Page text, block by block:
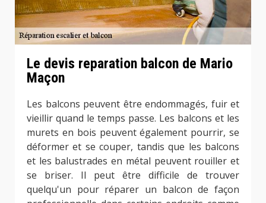
Le devis reparation balcon de Mario
Maçon
Les balcons peuvent être endommagés, fuir et
vieillir quand le temps passe. Les balcons et les
murets en bois peuvent également pourrir, se
déformer et se couper, tandis que les balcons
et les balustrades en métal peuvent rouiller et
se briser. Il peut être difficile de trouver
quelqu'un pour réparer un balcon de façon